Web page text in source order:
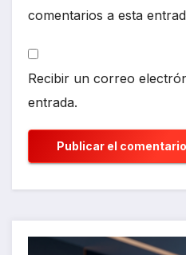
comentarios a esta
Recibir un correo
entrada.